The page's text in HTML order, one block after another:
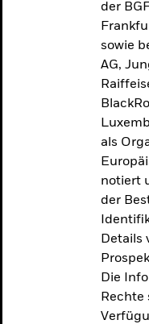
der
sowie
AG,
als
notiert
der
Details
Die
Rechte